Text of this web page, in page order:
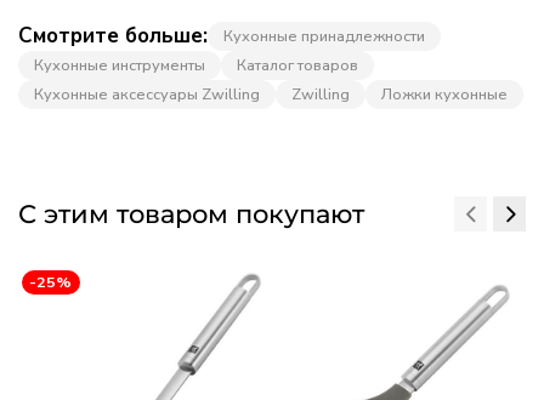
Смотрите больше:
Кухонные принадлежности
Кухонные инструменты
Каталог товаров
Кухонные аксессуары Zwilling
Zwilling Ложки кухонные
С этим товаром покупают
-25%